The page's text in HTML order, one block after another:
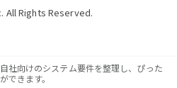
All Rights Reserved.
社向けのシステム要件を整理し、ぴった
できます。